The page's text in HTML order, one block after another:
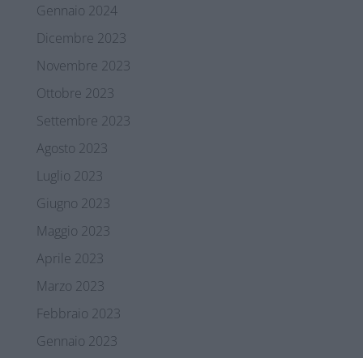
Gennaio 2024
Dicembre 2023
Novembre 2023
Ottobre 2023
Settembre 2023
Agosto 2023
Luglio 2023
Giugno 2023
Maggio 2023
Aprile 2023
Marzo 2023
Febbraio 2023
Gennaio 2023